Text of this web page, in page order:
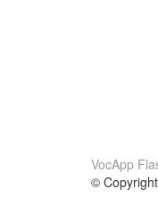
VocApp
©